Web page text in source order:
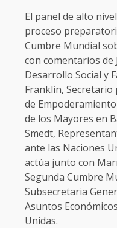
El panel de alto
proceso
Cumbre Mundial
con comentarios
Desarrollo Social y
Franklin,
de
de los Mayores en
Smedt,
ante las Naciones
actúa junto con
Segunda Cumbre
Subsecretaria
Asuntos
Unidas.